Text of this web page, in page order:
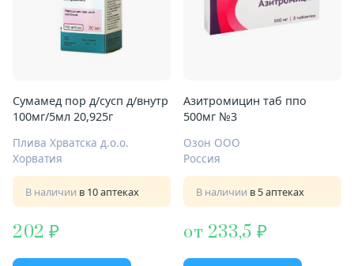
Сумамед пор д/сусп д/внутр
100мг/5мл 20,925г
Плива Хрватска д.о.о.
Хорватия
В наличии в 10 аптеках
202
Азитромицин таб ппо
500мг №3
Озон ООО
Россия
В наличии в 5 аптеках
от 233,5